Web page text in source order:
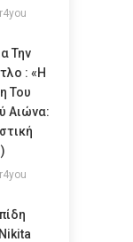
Την
: «Η
Του
Αιώνα: